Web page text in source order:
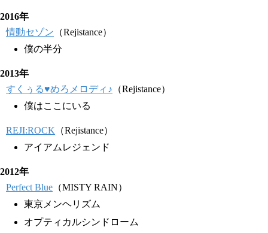
2016年
情動セゾン （Rejistance）
僕の半分
2013年
すくぅる♥めろメロディ♪ （Rejistance）
僕はここにいる
REJI:ROCK （Rejistance）
アイアムレジェンド
2012年
Perfect Blue （MISTY RAIN）
東京メンヘリズム
オプティカルシンドローム